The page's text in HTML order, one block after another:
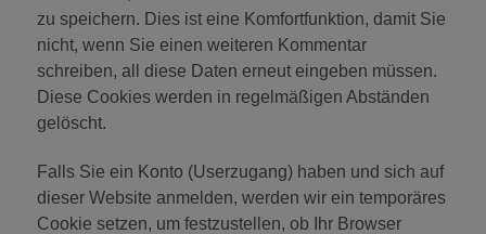
zu speichern. Dies ist eine Komfortfunktion, damit Sie
nicht, wenn Sie einen weiteren Kommentar
schreiben, all diese Daten erneut eingeben müssen.
Diese Cookies werden in regelmäßigen Abständen
gelöscht.
Falls Sie ein Konto (Userzugang) haben und sich auf
dieser Website anmelden, werden wir ein temporäres
Cookie setzen, um festzustellen, ob Ihr Browser